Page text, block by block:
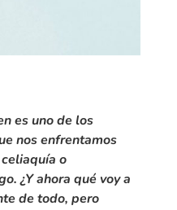
es uno de los
nos enfrentamos
celiaquía o
. ¿Y ahora qué voy a
de todo, pero